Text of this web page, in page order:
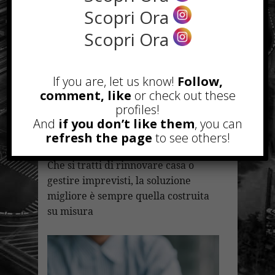
concreta per chi desidera realizzare
lavori di ristrutturazione o
affrontare spese importanti senza
La rapidità non è più sinonimo di
rischio, ma di efficienza: con gli
strumenti giusti e una consulenza
competente, è possibile ottenere
liquidità in tempi brevi e con
condizioni chiare.
Che si tratti di rinnovare casa o
gestire imprevisti, la soluzione
migliore è sempre quella costruita
su misura
Scopri Ora
Scopri Ora
If you are, let us know! Follow,
comment, like or check out these
profiles!
And if you don’t like them, you can
refresh the page to see others!